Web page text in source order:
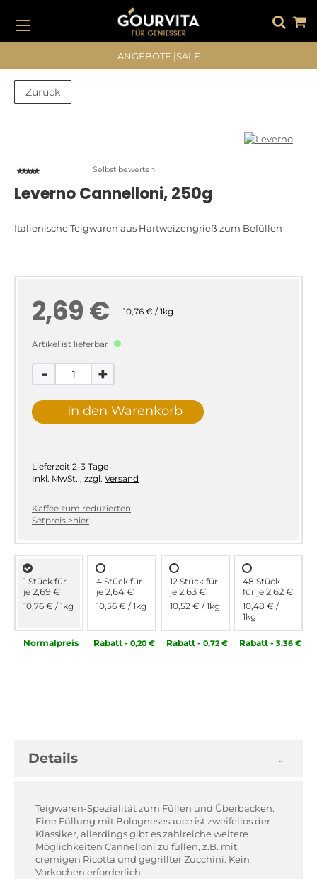
DIREKT
ZUM
INHALT
#DRÜCKEN SIE DIE EINGABETASTE, UM ZU SUCHEN
ANGEBOTE |SALE
Zurück
springen
springen
Selbst bewerten
Leverno Cannelloni, 250g
Italienische Teigwaren aus Hartweizengrieß zum Befüllen
2,69 € 10,76 € / 1kg
Artikel ist lieferbar
- +
In den Warenkorb
Lieferzeit 2-3 Tage
Inkl. MwSt. , zzgl. Versand
Kaffee zum reduzierten
Setpreis >hier
1 Stück für
je 2,69 €
10,76 € / 1kg
Normal­preis
4 Stück für
je2,64 €
10,56 € / 1kg
Rabatt - 0,20 €
12 Stück für
je 2,63 €
10,52 € / 1kg
Rabatt-0,72 €
48 Stück
für je2,62 €
10,48 € /
1kg
Rabatt-3,36 €
Details
Teigwaren-Spezialität zum Füllen und Überbacken.
Eine Füllung mit Bolognesesauce ist zweifellos der
Klassiker, allerdings gibt es zahlreiche weitere
Möglichkeiten Cannelloni zu füllen, z.B. mit
cremigen Ricotta und gegrillter Zucchini. Kein
Vorkochen erforderlich.